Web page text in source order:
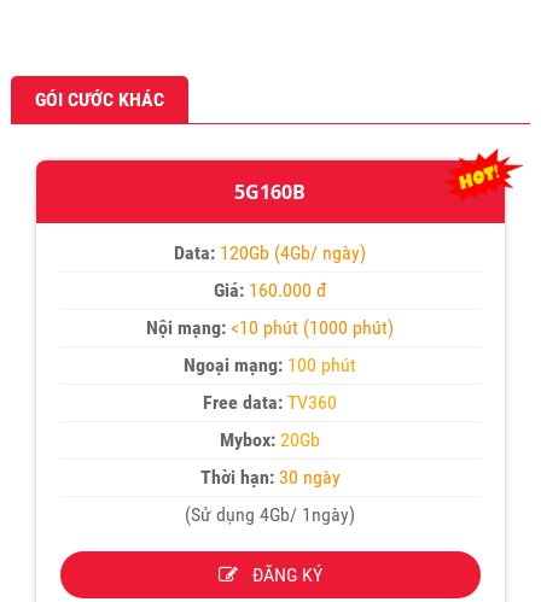
GÓI CƯỚC KHÁC
5G160B
Data: 120Gb (4Gb/ ngày)
Giá: 160.000 đ
Nội mạng: <10 phút (1000 phút)
Ngoại mạng: 100 phút
Free data: TV360
Mybox: 20Gb
Thời hạn:30 ngày
(Sử dụng 4Gb/ 1ngày)
ĐĂNG KÝ